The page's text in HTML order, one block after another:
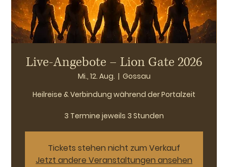
Live-Angebote – Lion Gate 2026
Mi., 12. Aug.
  |
Gossau
Heilreise & Verbindung während der Portalzeit
3 Termine jeweils 3 Stunden
Tickets stehen nicht zum Verkauf
Jetzt andere Veranstaltungen ansehen